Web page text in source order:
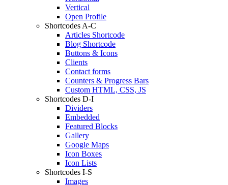
Vertical
Open Profile
Shortcodes A-C
Articles Shortcode
Blog Shortcode
Buttons & Icons
Clients
Contact forms
Counters & Progress Bars
Custom HTML, CSS, JS
Shortcodes D-I
Dividers
Embedded
Featured Blocks
Gallery
Google Maps
Icon Boxes
Icon Lists
Shortcodes I-S
Images